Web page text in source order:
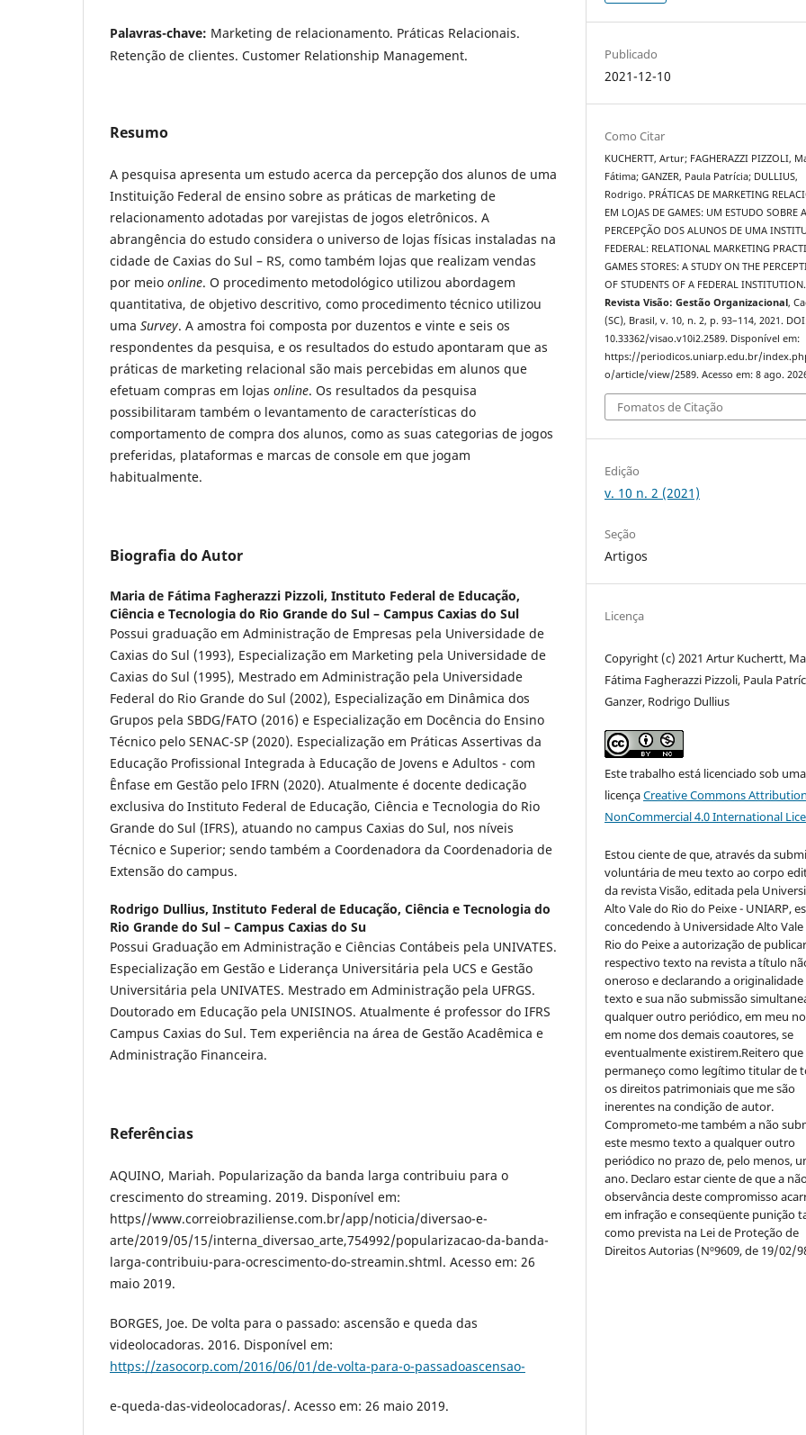
Palavras-chave: Marketing de relacionamento. Práticas Relacionais.
Retenção de clientes. Customer Relationship Management.
Resumo
A pesquisa apresenta um estudo acerca da percepção dos alunos de uma
Instituição Federal de ensino sobre as práticas de marketing de
relacionamento adotadas por varejistas de jogos eletrônicos. A
abrangência do estudo considera o universo de lojas físicas instaladas na
cidade de Caxias do Sul – RS, como também lojas que realizam vendas
por meio online. O procedimento metodológico utilizou abordagem
quantitativa, de objetivo descritivo, como procedimento técnico utilizou
uma Survey. A amostra foi composta por duzentos e vinte e seis os
respondentes da pesquisa, e os resultados do estudo apontaram que as
práticas de marketing relacional são mais percebidas em alunos que
efetuam compras em lojas online. Os resultados da pesquisa
possibilitaram também o levantamento de características do
comportamento de compra dos alunos, como as suas categorias de jogos
preferidas, plataformas e marcas de console em que jogam
habitualmente.
Biografia do Autor
Maria de Fátima Fagherazzi Pizzoli, Instituto Federal de Educação,
Ciência e Tecnologia do Rio Grande do Sul – Campus Caxias do Sul
Possui graduação em Administração de Empresas pela Universidade de
Caxias do Sul (1993), Especialização em Marketing pela Universidade de
Caxias do Sul (1995), Mestrado em Administração pela Universidade
Federal do Rio Grande do Sul (2002), Especialização em Dinâmica dos
Grupos pela SBDG/FATO (2016) e Especialização em Docência do Ensino
Técnico pelo SENAC-SP (2020). Especialização em Práticas Assertivas da
Educação Profissional Integrada à Educação de Jovens e Adultos - com
Ênfase em Gestão pelo IFRN (2020). Atualmente é docente dedicação
exclusiva do Instituto Federal de Educação, Ciência e Tecnologia do Rio
Grande do Sul (IFRS), atuando no campus Caxias do Sul, nos níveis
Técnico e Superior; sendo também a Coordenadora da Coordenadoria de
Extensão do campus.
Rodrigo Dullius, Instituto Federal de Educação, Ciência e Tecnologia do
Rio Grande do Sul – Campus Caxias do Su
Possui Graduação em Administração e Ciências Contábeis pela UNIVATES.
Especialização em Gestão e Liderança Universitária pela UCS e Gestão
Universitária pela UNIVATES. Mestrado em Administração pela UFRGS.
Doutorado em Educação pela UNISINOS. Atualmente é professor do IFRS
Campus Caxias do Sul. Tem experiência na área de Gestão Acadêmica e
Administração Financeira.
Referências
AQUINO, Mariah. Popularização da banda larga contribuiu para o
crescimento do streaming. 2019. Disponível em:
https//www.correiobraziliense.com.br/app/noticia/diversao-e-
arte/2019/05/15/interna_diversao_arte,754992/popularizacao-da-banda-
larga-contribuiu-para-ocrescimento-do-streamin.shtml. Acesso em: 26
maio 2019.
BORGES, Joe. De volta para o passado: ascensão e queda das
videolocadoras. 2016. Disponível em:
https://zasocorp.com/2016/06/01/de-volta-para-o-passadoascensao-
e-queda-das-videolocadoras/. Acesso em: 26 maio 2019.
Publicado
2021-12-10
Como Citar
KUCHERTT, Artur; FAGHERAZZI PIZZOLI,
Fátima; GANZER, Paula Patrícia; DULLIUS,
Rodrigo. PRÁTICAS DE MARKETING
EM LOJAS DE GAMES: UM ESTUDO SOBRE A
PERCEPÇÃO DOS ALUNOS DE UMA
FEDERAL: RELATIONAL MARKETING
GAMES STORES: A STUDY ON THE
OF STUDENTS OF A FEDERAL INSTITUTION.
Revista Visão: Gestão Organizacional,
(SC), Brasil, v. 10, n. 2, p. 93–114, 2021.
10.33362/visao.v10i2.2589. Disponível em:
https://periodicos.uniarp.edu.br/
o/article/view/2589. Acesso em: 8 ago.
Fomatos de Citação
Edição
v. 10 n. 2 (2021)
Seção
Artigos
Licença
Copyright (c) 2021 Artur Kuchertt,
Fátima Fagherazzi Pizzoli, Paula
Ganzer, Rodrigo Dullius
Este trabalho está licenciado sob uma
licençaCreative Commons
NonCommercial 4.0 International
Estou ciente de que, através da
voluntária de meu texto ao corpo
da revista Visão, editada pela
Alto Vale do Rio do Peixe - UNIARP,
concedendo à Universidade Alto
Rio do Peixe a autorização de
respectivo texto na revista a título
oneroso e declarando a
texto e sua não submissão
qualquer outro periódico, em meu
em nome dos demais coautores, se
eventualmente existirem.Reitero que
permaneço como legítimo titular de
os direitos patrimoniais que me são
inerentes na condição de autor.
Comprometo-me também a não
este mesmo texto a qualquer outro
periódico no prazo de, pelo menos,
ano. Declaro estar ciente de que a
observância deste compromisso
em infração e conseqüente punição
como prevista na Lei de Proteção de
Direitos Autorias (Nº9609, de 19/02/